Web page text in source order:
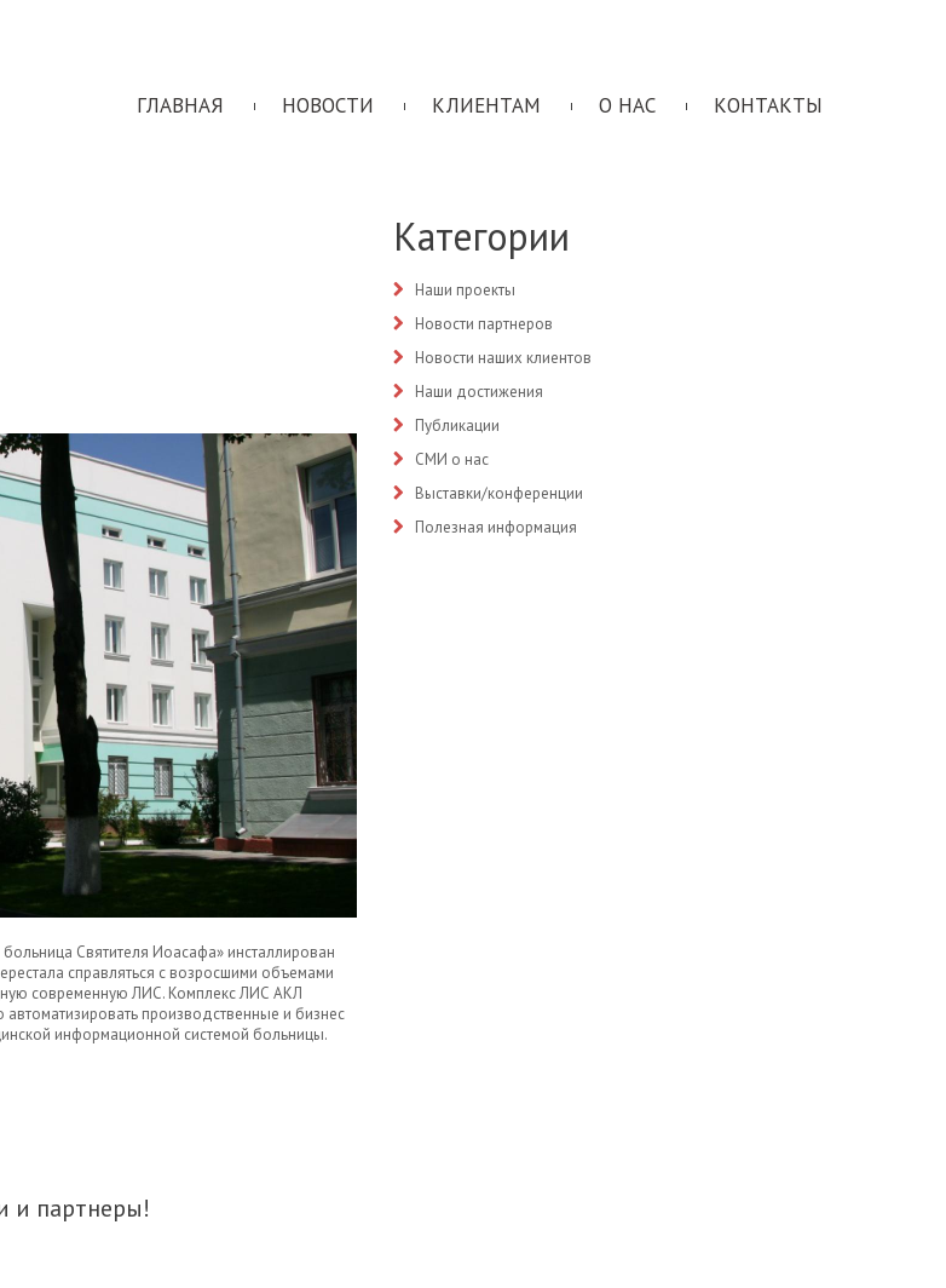
ГЛАВНАЯ НОВОСТИ КЛИЕНТАМ О НАС КОНТАКТЫ
Святителя Иоасафа» инсталлирован
справляться с возросшими объемами
современную ЛИС. Комплекс ЛИС АКЛ
производственные и бизнес
информационной системой больницы.
и партнеры!
Категории
Наши проекты
Новости партнеров
Новости наших клиентов
Наши достижения
Публикации
СМИ о нас
Выставки/конференции
Полезная информация